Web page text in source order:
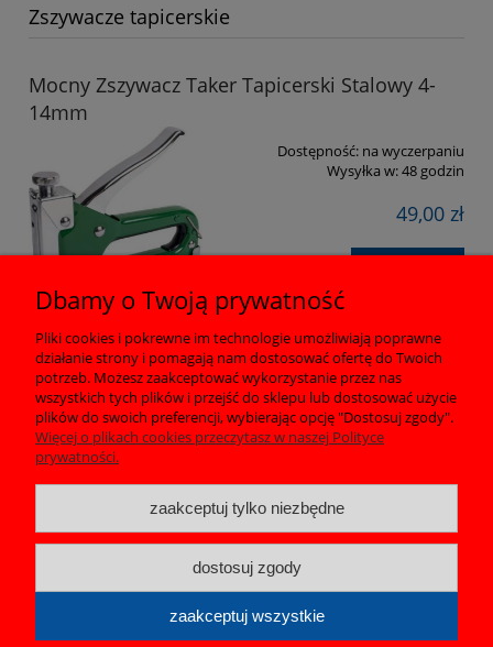
Zszywacze tapicerskie
Mocny Zszywacz Taker Tapicerski Stalowy 4-
14mm
Dostępność: na wyczerpaniu
Wysyłka w:48 godzin
49,00 zł
Pomoc
Moje konto
Płatności i dostawa
Informacje
O nas
Dbamy o Twoją prywatność
Pliki cookies i pokrewne im technologie umożliwiają poprawne
działanie strony i pomagają nam dostosować ofertę do Twoich
potrzeb. Możesz zaakceptować wykorzystanie przez nas
wszystkich tych plików i przejść do sklepu lub dostosować użycie
plików do swoich preferencji, wybierając opcję "Dostosuj zgody".
Więcej o plikach cookies przeczytasz w naszej Polityce
prywatności.
zaakceptuj tylko niezbędne
dostosuj zgody
zaakceptuj wszystkie